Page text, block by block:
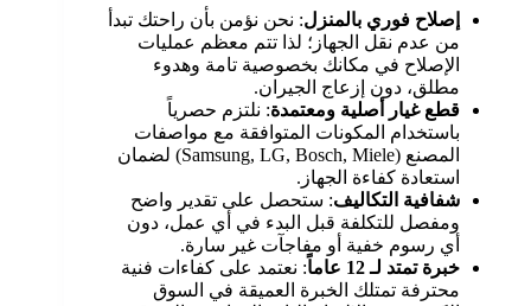
إصلاح فوري بالمنزل: نحن نؤمن بأن راحتك تبدأ
من عدم نقل الجهاز؛ لذا تتم معظم عمليات
الإصلاح في مكانك بخصوصية تامة وهدوء
مطلق، دون إزعاج الجيران.
قطع غيار أصلية ومعتمدة: نلتزم حصرياً
باستخدام المكونات المتوافقة مع مواصفات
المصنع (Samsung, LG, Bosch, Miele) لضمان
استعادة كفاءة الجهاز.
شفافية التكاليف: ستحصل على تقدير واضح
ومفصل للتكلفة قبل البدء في أي عمل، دون
أي رسوم خفية أو مفاجآت غير سارة.
خبرة تمتد لـ 12 عاماً
: نعتمد على كفاءات فنية
محترفة تمتلك الخبرة العميقة في السوق